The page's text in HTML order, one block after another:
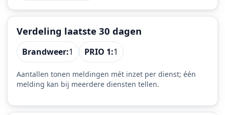
Verdeling laatste 30 dagen
Brandweer:1 PRIO 1:1
Aantallen tonen meldingen mét inzet per dienst; één
melding kan bij meerdere diensten tellen.